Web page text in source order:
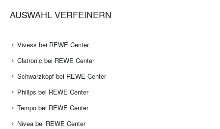
AUSWAHL VERFEINERN
Vivess bei REWE Center
Clatronic bei REWE Center
Schwarzkopf bei REWE Center
Philips bei REWE Center
Tempo bei REWE Center
Nivea bei REWE Center